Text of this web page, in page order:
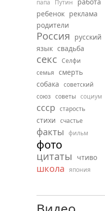
папа Путин
ребенок реклама
родители
Россия русский
язык свадьба
секс Селфи
семья смерть
собака советский
союз советы социум
ссср старость
стихи счастье
факты фильм
фото
цитаты чтиво
школа япония